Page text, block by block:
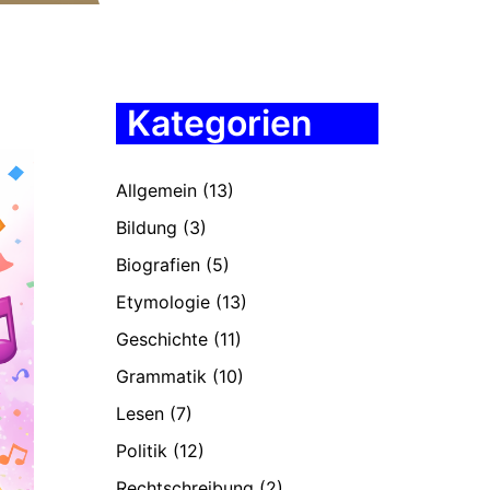
Kategorien
Allgemein (13)
Bildung (3)
Biografien (5)
Etymologie (13)
Geschichte (11)
Grammatik (10)
Lesen (7)
Politik (12)